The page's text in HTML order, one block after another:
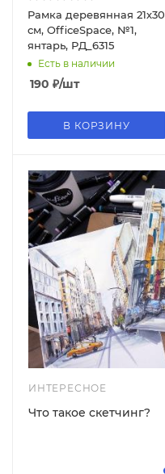
Рамка деревянная 21х30
см, OfficeSpace, №1,
янтарь, РД_6315
Есть в наличии
190 ₽/шт
В КОРЗИНУ
ИНТЕРЕСНОЕ
Что такое скетчинг?